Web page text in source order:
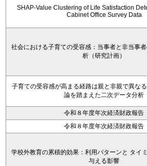
SHAP-Value Clustering of Life Satisfaction
Cabinet Office Survey Data
社会における子育ての受容感：当事者と非当事
析（研究計画）
子育ての受容感が高まる経路は親と非親で異な
論を踏まえた二次データ分析
令和８年度年次経済財政報告
令和８年度年次経済財政報告
学校外教育の累積的効果：利用パターンと タイ
与える影響